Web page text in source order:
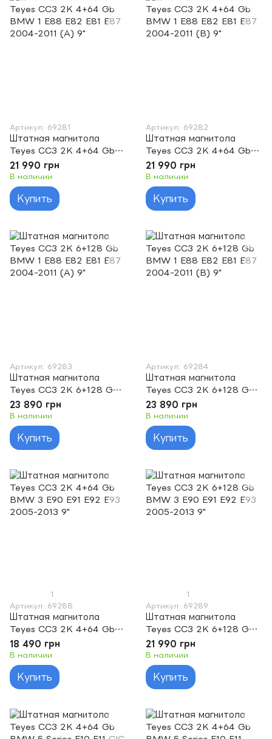
Артикул: 69281
Штатная магнитола
Teyes CC3 2K 4+64 Gb
BMW 1 E88 E82 E81 E87
2004-2011 (A) 9"
21 990 грн
В наличии
Купить
Артикул: 69282
Штатная магнитола
Teyes CC3 2K 4+64 Gb
BMW 1 E88 E82 E81 E87
2004-2011 (B) 9"
21 990 грн
В наличии
Купить
Артикул: 69283
Штатная магнитола
Teyes CC3 2K 6+128 Gb
BMW 1 E88 E82 E81 E87
2004-2011 (A) 9"
23 890 грн
В наличии
Купить
Артикул: 69284
Штатная магнитола
Teyes CC3 2K 6+128 Gb
BMW 1 E88 E82 E81 E87
2004-2011 (B) 9"
23 890 грн
В наличии
Купить
1
Артикул: 69288
Штатная магнитола
Teyes CC3 2K 4+64 Gb
BMW 3 E90 E91 E92 E93
2005-2013 9"
18 490 грн
В наличии
Купить
1
Артикул: 69289
Штатная магнитола
Teyes CC3 2K 6+128 Gb
BMW 3 E90 E91 E92 E93
2005-2013 9"
21 990 грн
В наличии
Купить